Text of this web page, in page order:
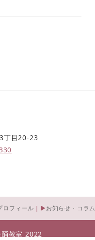
丁目20-23
ロフィール お知らせ・コラム
教室 2022